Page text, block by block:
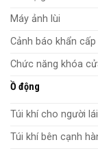
Máy ảnh lùi
Cảnh báo khẩn cấp
Chức năng khóa
Ồ động
Túi khí cho người
Túi khí bên cạnh